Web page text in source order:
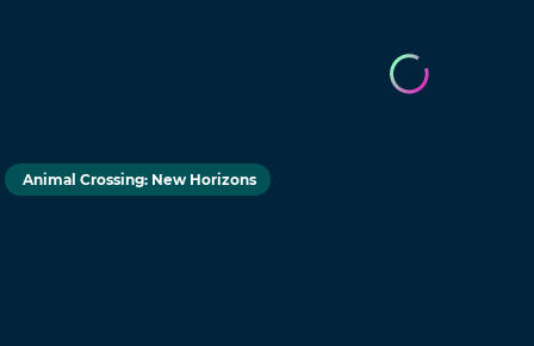
Animal Crossing: New Horizons